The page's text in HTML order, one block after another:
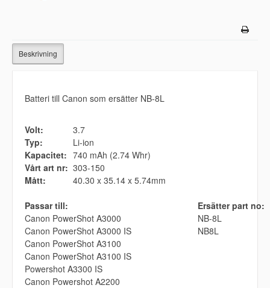
Beskrivning
Batteri till Canon som ersätter NB-8L
Volt:
3.7
Typ:
Li-ion
Kapacitet: 740 mAh (2.74 Whr)
Vårt art nr: 303-150
Mått:
40.30 x 35.14 x 5.74mm
Passar till:
Ersätter part no:
Canon PowerShot A3000
Canon PowerShot A3000 IS
Canon PowerShot A3100
Canon PowerShot A3100 IS
Powershot A3300 IS
Canon Powershot A2200
NB-8L
NB8L